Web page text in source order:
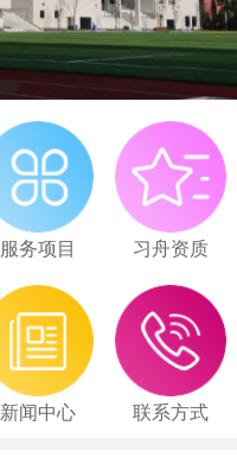
服务项目 习舟资质
新闻中心 联系方式